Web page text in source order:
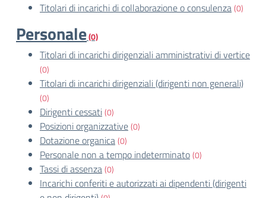
Titolari di incarichi di collaborazione o consulenza(0)
Personale(0)
Titolari di incarichi dirigenziali amministrativi di vertice
(0)
Titolari di incarichi dirigenziali (dirigenti non generali)
(0)
Dirigenti cessati(0)
Posizioni organizzative(0)
Dotazione organica(0)
Personale non a tempo indeterminato(0)
Tassi di assenza(0)
Incarichi conferiti e autorizzati ai dipendenti (dirigenti